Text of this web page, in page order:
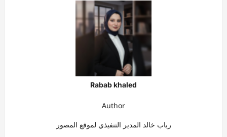
Rabab khaled
Author
رباب خالد المدير التنفيذي لموقع المصور